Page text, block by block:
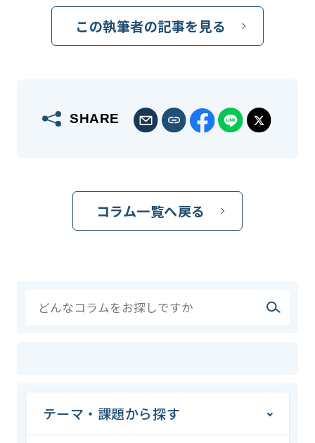
この執筆者の記事を見る
SHARE
コラム一覧へ戻る
テーマ・課題から探す